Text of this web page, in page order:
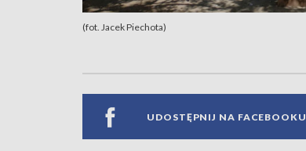
(fot. Jacek Piechota)
UDOSTĘPNIJ NA FACEBOOKU